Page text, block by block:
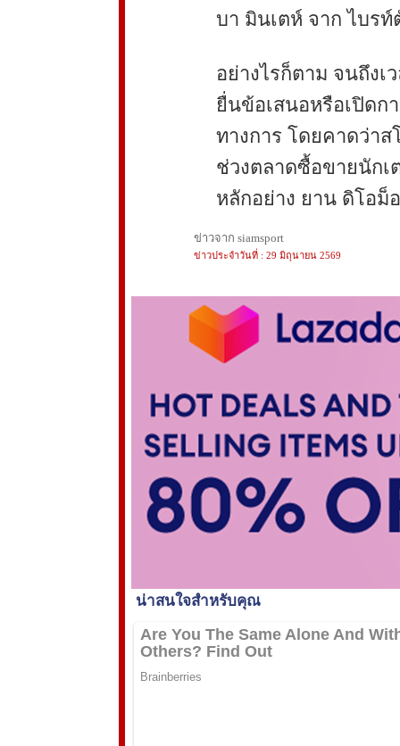
บา มินเตห์ จาก ไบร
อย่างไรก็ตาม จนถึงเ
ยื่นข้อเสนอหรือเปิดก
ทางการ โดยคาดว่าส
ช่วงตลาดซื้อขายนักเ
หลักอย่าง ยาน ดิโอม็
ข่าวจาก siamsport
ข่าวประจำวันที่ : 29 มิถุนายน 2569